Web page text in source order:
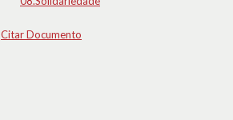
Citar Documento